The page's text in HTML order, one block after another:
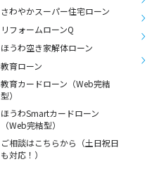
さわやかスーパー住宅ローン
リフォームローンQ
ほうわ空き家解体ローン
教育ローン
教育カードローン（Web完結
型）
ほうわSmartカードローン
（Web完結型）
ご相談はこちらから（土日祝日
も対応！）